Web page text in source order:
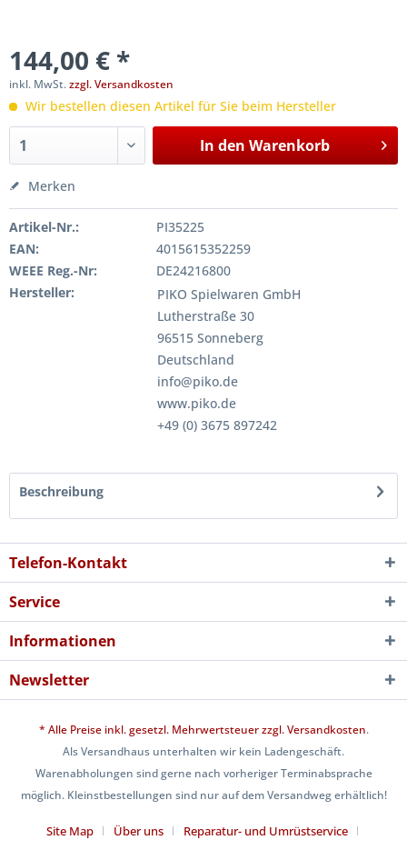
144,00 € *
inkl. MwSt.zzgl. Versandkosten
Wir bestellen diesen Artikel für Sie beim Hersteller
In den Warenkorb
Merken
Artikel-Nr.:
PI35225
EAN:
4015615352259
WEEE Reg.-Nr:
DE24216800
Hersteller:
PIKO Spielwaren GmbH
Lutherstraße 30
96515 Sonneberg
Deutschland
info@piko.de
www.piko.de
+49 (0) 3675 897242
Beschreibung
Telefon-Kontakt
Service
Informationen
Newsletter
* Alle Preise inkl. gesetzl. Mehrwertsteuer zzgl.Versandkosten.
Als Versandhaus unterhalten wir kein Ladengeschäft.
Warenabholungen sind gerne nach vorheriger Terminabsprache
möglich. Kleinstbestellungen sind nur auf dem Versandweg erhältlich!
Site Map Über uns Reparatur- und Umrüstservice